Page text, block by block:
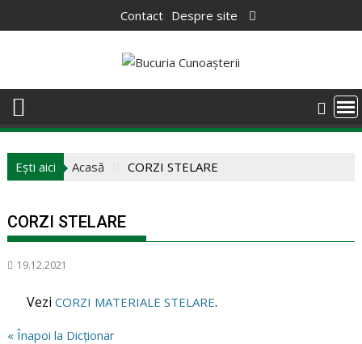
to
Contact Despre site
Ești aici Acasă CORZI STELARE
CORZI STELARE
19.12.2021
VeziCORZI MATERIALE STELARE.
« Înapoi la Dicționar